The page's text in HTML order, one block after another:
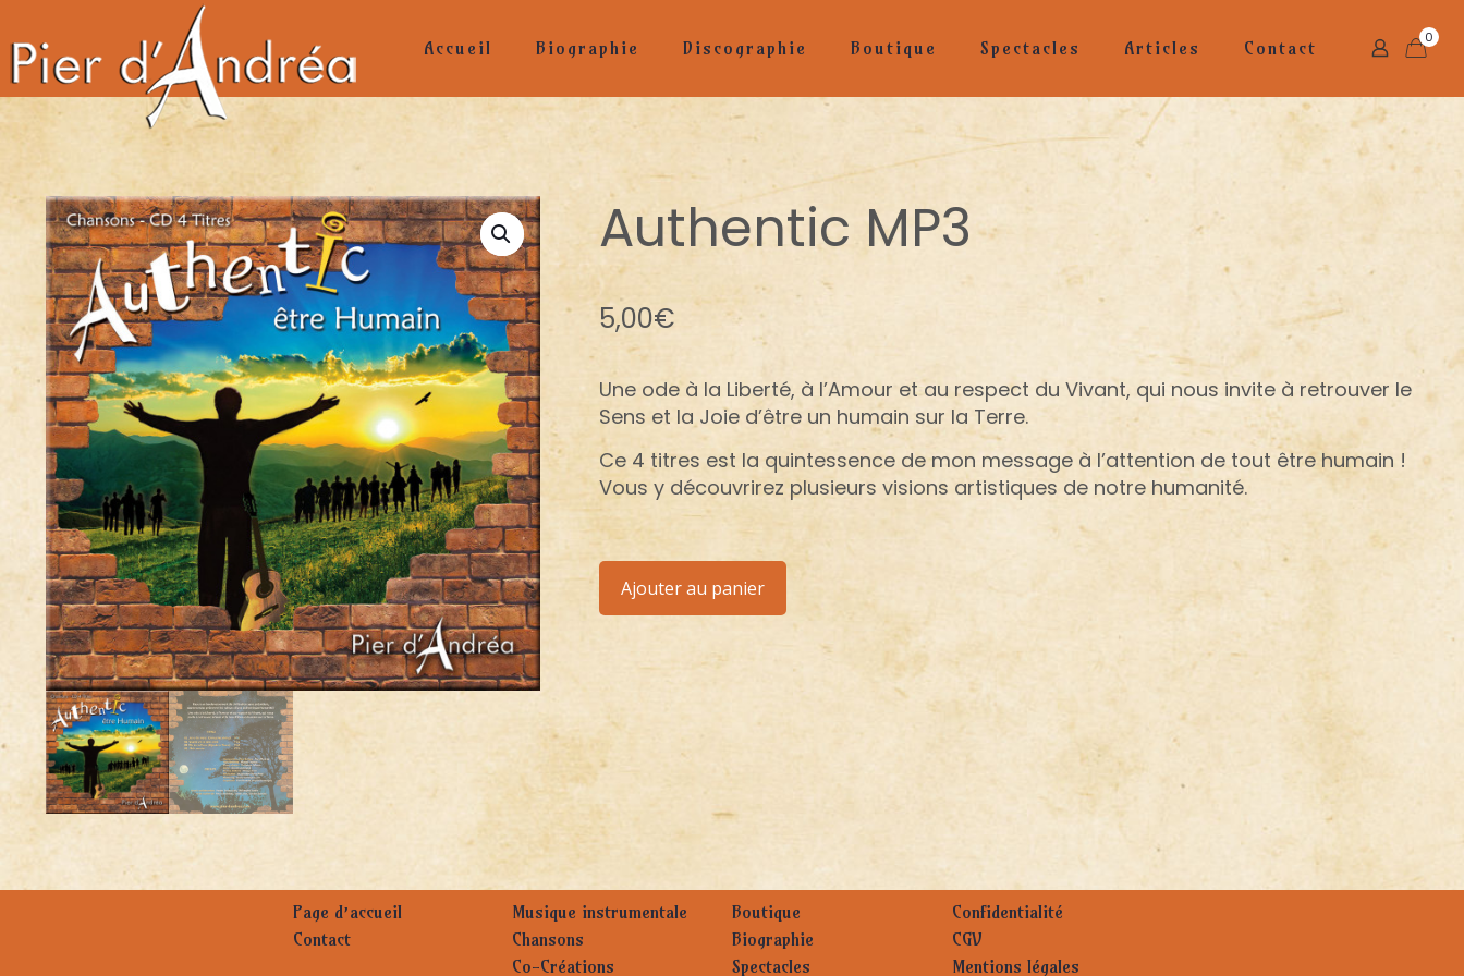
Accueil Biographie Discographie Boutique Spectacles Articles Contact 0
Authentic MP3
5,00€
Une ode à la Liberté, à l’Amour et au respect du Vivant, qui nous invite à retrouver le
Sens et la Joie d’être un humain sur la Terre.
Ce 4 titres est la quintessence de mon message à l’attention de tout être humain !
Vous y découvrirez plusieurs visions artistiques de notre humanité.
Ajouter au panier
Page d’accueil
Contact
Musique instrumentale
Chansons
Co-Créations
Boutique
Biographie
Spectacles
Confidentialité
CGV
Mentions légales